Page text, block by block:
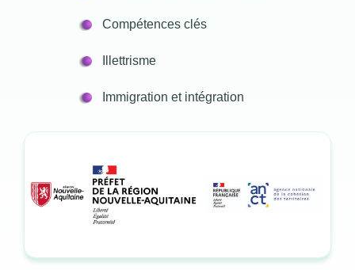
Compétences clés
Illettrisme
Immigration et intégration